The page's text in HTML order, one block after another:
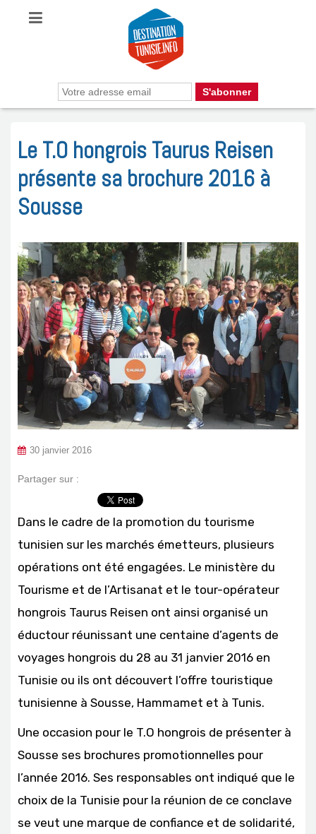
Le T.O hongrois Taurus Reisen
présente sa brochure 2016 à
Sousse
30 janvier 2016
Partager sur :
Dans le cadre de la promotion du tourisme
tunisien sur les marchés émetteurs, plusieurs
opérations ont été engagées. Le ministère du
Tourisme et de l’Artisanat et le tour-opérateur
hongrois Taurus Reisen ont ainsi organisé un
éductour réunissant une centaine d’agents de
voyages hongrois du 28 au 31 janvier 2016 en
Tunisie ou ils ont découvert l’offre touristique
tunisienne à Sousse, Hammamet et à Tunis.
Une occasion pour le T.O hongrois de présenter à
Sousse ses brochures promotionnelles pour
l’année 2016. Ses responsables ont indiqué que le
choix de la Tunisie pour la réunion de ce conclave
se veut une marque de confiance et de solidarité,